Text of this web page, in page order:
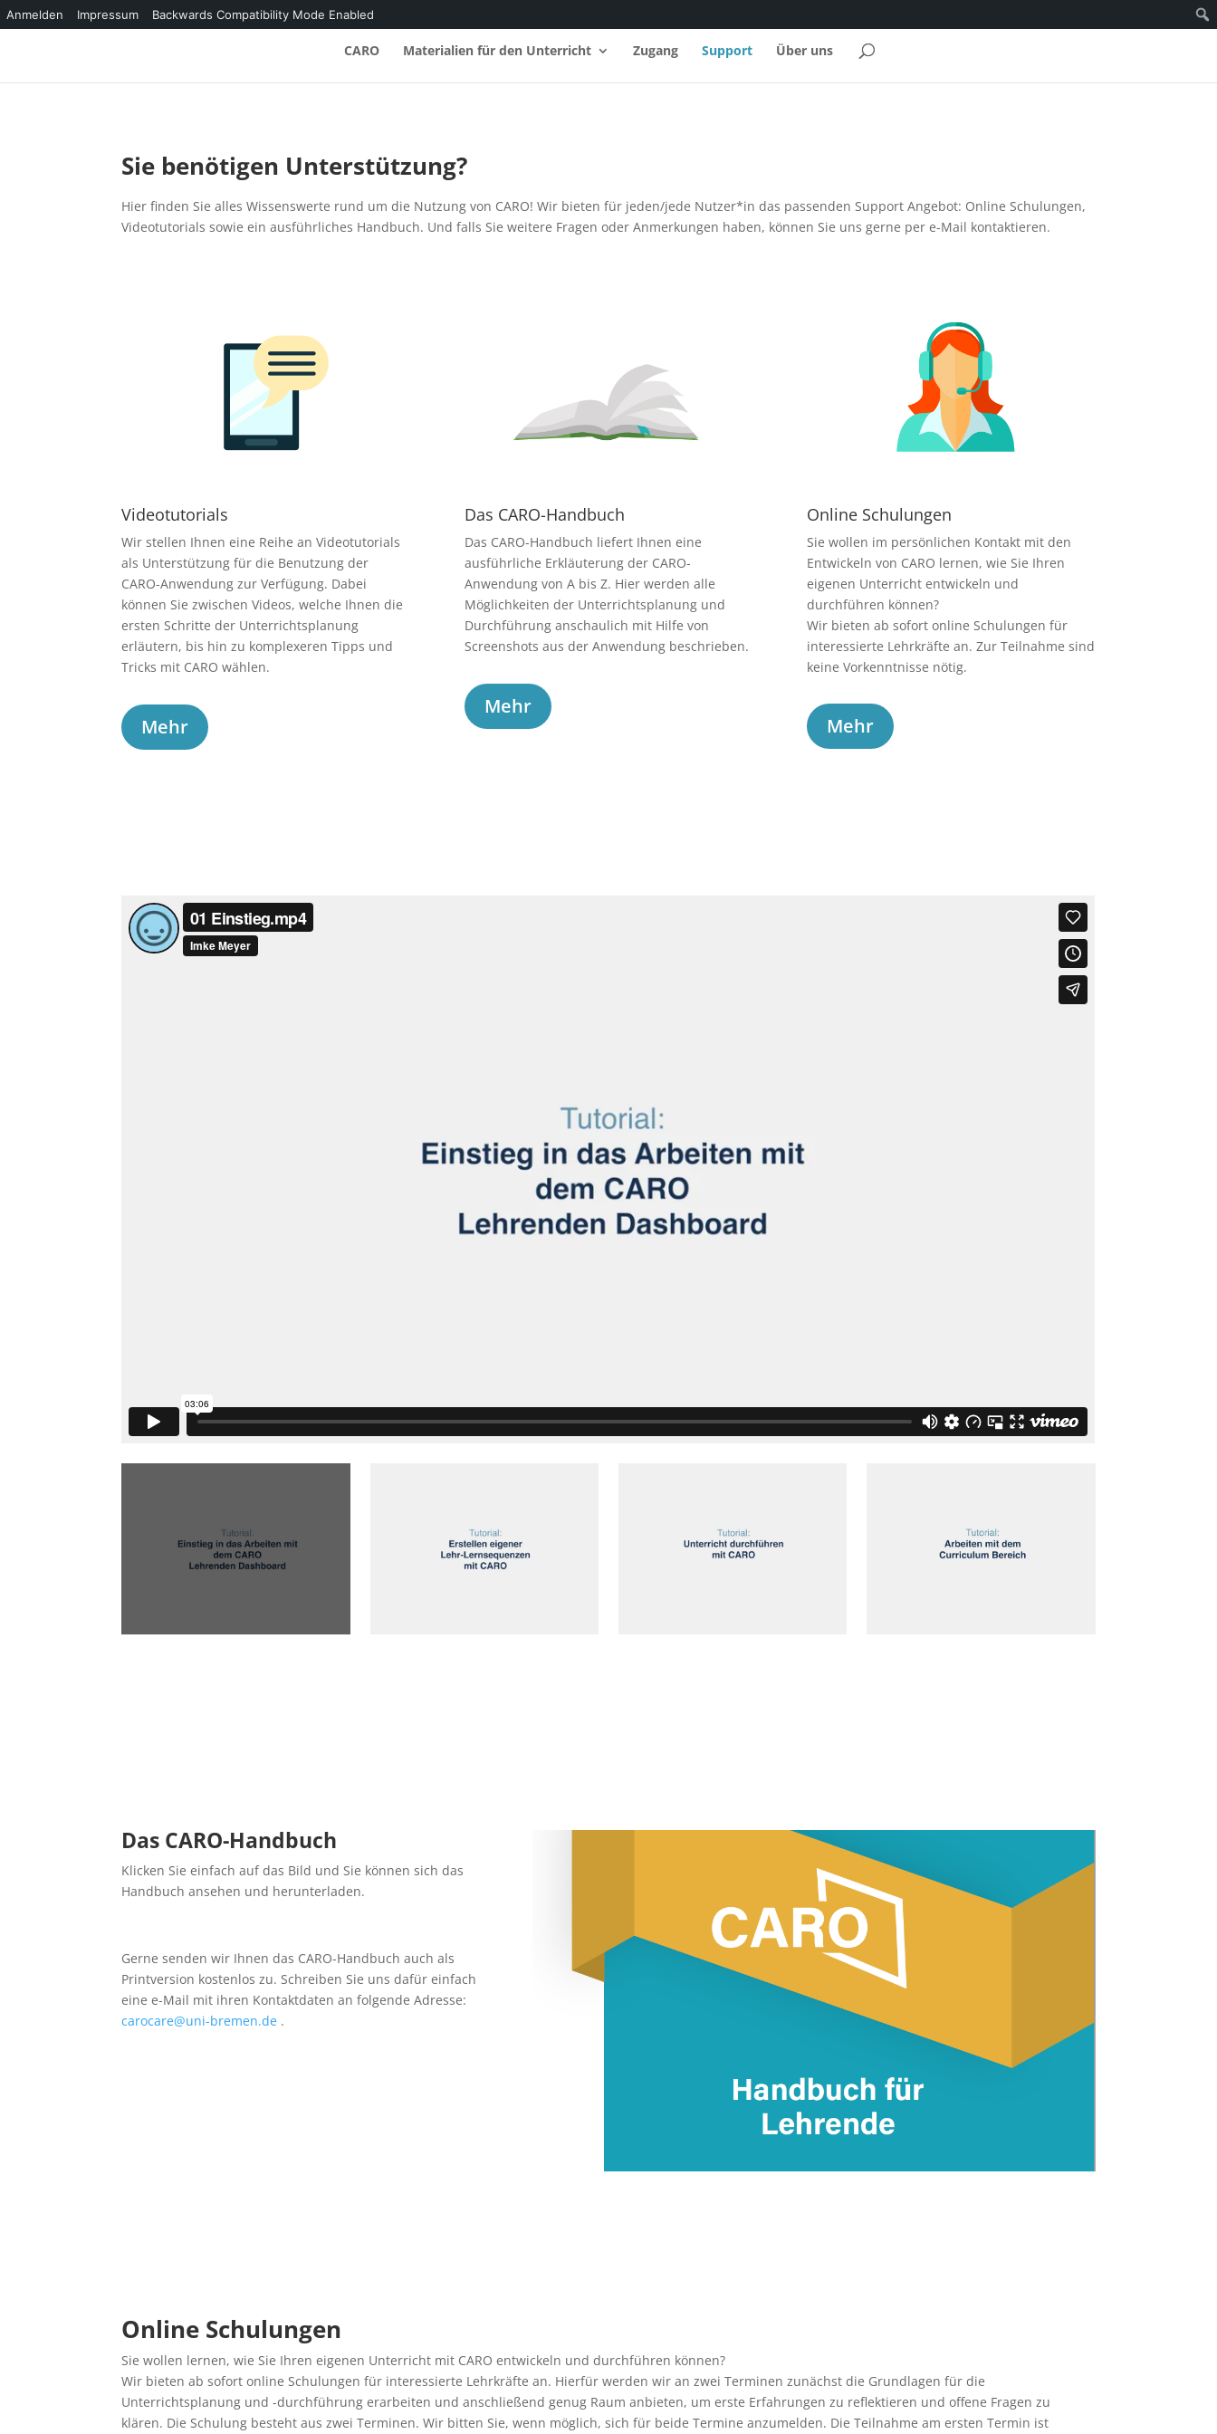
Anmelden Impressum Backwards Compatibility Mode Enabled
CARO Materialien für den Unterricht Zugang Support Über uns
Sie benötigen Unterstützung?
Hier finden Sie alles Wissenswerte rund um die Nutzung von CARO! Wir bieten für jeden/jede Nutzer*in das passenden Support Angebot: Online Schulungen,
Videotutorials sowie ein ausführliches Handbuch. Und falls Sie weitere Fragen oder Anmerkungen haben, können Sie uns gerne per e-Mail kontaktieren.
Videotutorials
Wir stellen Ihnen eine Reihe an Videotutorials
als Unterstützung für die Benutzung der
CARO-Anwendung zur Verfügung. Dabei
können Sie zwischen Videos, welche Ihnen die
ersten Schritte der Unterrichtsplanung
erläutern, bis hin zu komplexeren Tipps und
Tricks mit CARO wählen.
Mehr
Das CARO-Handbuch
Das CARO-Handbuch liefert Ihnen eine
ausführliche Erkläuterung der CARO-
Anwendung von A bis Z. Hier werden alle
Möglichkeiten der Unterrichtsplanung und
Durchführung anschaulich mit Hilfe von
Screenshots aus der Anwendung beschrieben.
Mehr
Online Schulungen
Sie wollen im persönlichen Kontakt mit den
Entwickeln von CARO lernen, wie Sie Ihren
eigenen Unterricht entwickeln und
durchführen können?
Wir bieten ab sofort online Schulungen für
interessierte Lehrkräfte an. Zur Teilnahme sind
keine Vorkenntnisse nötig.
Mehr
Das CARO-Handbuch
Klicken Sie einfach auf das Bild und Sie können sich das
Handbuch ansehen und herunterladen.
Gerne senden wir Ihnen das CARO-Handbuch auch als
Printversion kostenlos zu. Schreiben Sie uns dafür einfach
eine e-Mail mit ihren Kontaktdaten an folgende Adresse:
carocare@uni-bremen.de .
Online Schulungen
Sie wollen lernen, wie Sie Ihren eigenen Unterricht mit CARO entwickeln und durchführen können?
Wir bieten ab sofort online Schulungen für interessierte Lehrkräfte an. Hierfür werden wir an zwei Terminen zunächst die Grundlagen für die
Unterrichtsplanung und -durchführung erarbeiten und anschließend genug Raum anbieten, um erste Erfahrungen zu reflektieren und offene Fragen zu
klären. Die Schulung besteht aus zwei Terminen. Wir bitten Sie, wenn möglich, sich für beide Termine anzumelden. Die Teilnahme am ersten Termin ist